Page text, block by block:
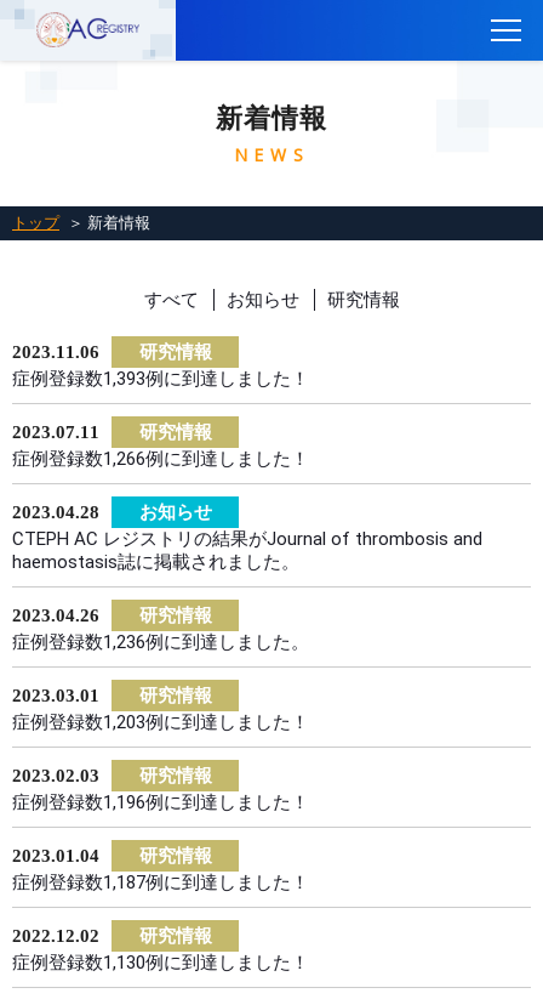
CTEPH AC Registryについて
関連リンク
English
新着情報
NEWS
トップ ＞ 新着情報
すべて お知らせ 研究情報
2023.11.06 研究情報
症例登録数1,393例に到達しました！
2023.07.11 研究情報
症例登録数1,266例に到達しました！
2023.04.28 お知らせ
CTEPH AC レジストリの結果がJournal of thrombosis and
haemostasis誌に掲載されました。
2023.04.26 研究情報
症例登録数1,236例に到達しました。
2023.03.01 研究情報
症例登録数1,203例に到達しました！
2023.02.03 研究情報
症例登録数1,196例に到達しました！
2023.01.04 研究情報
症例登録数1,187例に到達しました！
2022.12.02 研究情報
症例登録数1,130例に到達しました！